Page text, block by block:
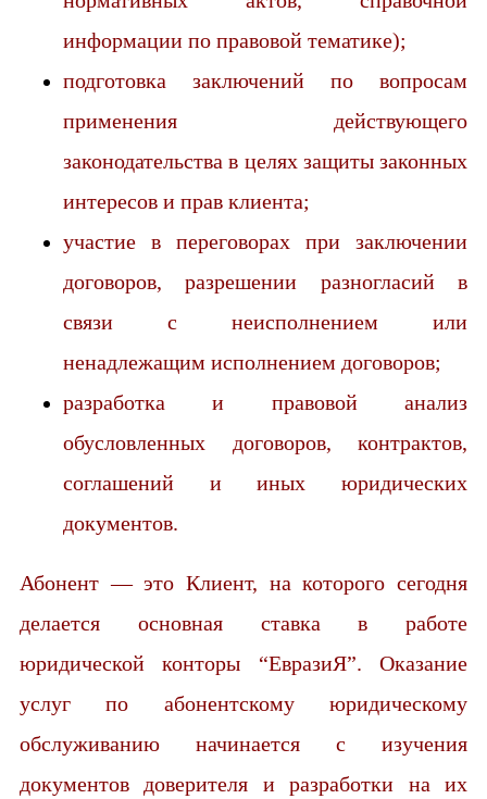
информации по правовой тематике);
подготовка заключений по вопросам
применения действующего
законодательства в целях защиты законных
интересов и прав клиента;
участие в переговорах при заключении
договоров, разрешении разногласий в
связи с неисполнением или
ненадлежащим исполнением договоров;
разработка и правовой анализ
обусловленных договоров, контрактов,
соглашений и иных юридических
документов.
Абонент — это Клиент, на которого сегодня
делается основная ставка в работе
юридической конторы “ЕвразиЯ”. Оказание
услуг по абонентскому юридическому
обслуживанию начинается с изучения
документов доверителя и разработки на их